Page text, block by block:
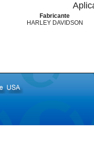
Fabricante
HARLEY DAVIDSON